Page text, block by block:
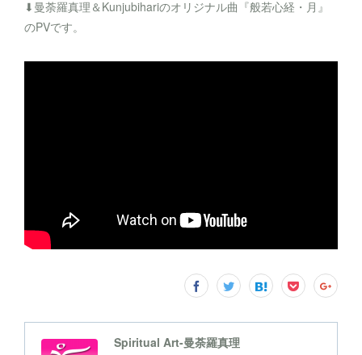
⬇︎曼荼羅真理＆Kunjubihariのオリジナル曲『般若心経・月』
のPVです。
Spiritual Art-曼荼羅真理